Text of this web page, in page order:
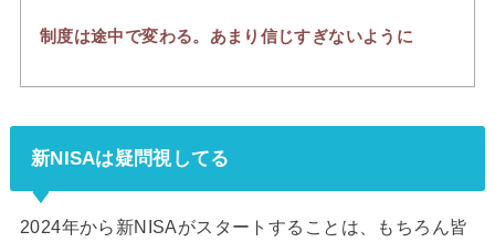
制度は途中で変わる。あまり信じすぎないように
新NISAは疑問視してる
2024年から新NISAがスタートすることは、もちろん皆